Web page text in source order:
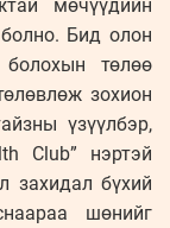
мөчүүдийн
Бид олон
төлөө
зохион
үзүүлбэр,
Club” нэртэй
захидал бүхий
шөнийг